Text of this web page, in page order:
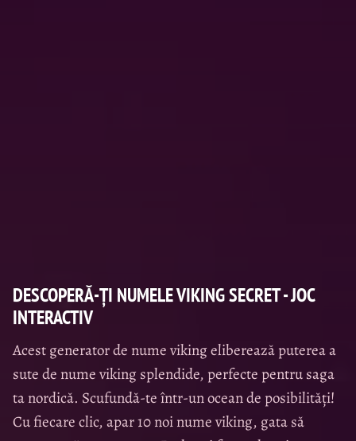
DESCOPERĂ-ȚI NUMELE VIKING SECRET - JOC
INTERACTIV
Acest generator de nume viking eliberează puterea a
sute de nume viking splendide, perfecte pentru saga
ta nordică. Scufundă-te într-un ocean de posibilități!
Cu fiecare clic, apar 10 noi nume viking, gata să